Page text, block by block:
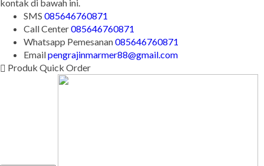
kontak di bawah ini.
SMS 085646760871
Call Center085646760871
Whatsapp Pemesanan085646760871
Emailpengrajinmarmer88@gmail.com
Produk Quick Order